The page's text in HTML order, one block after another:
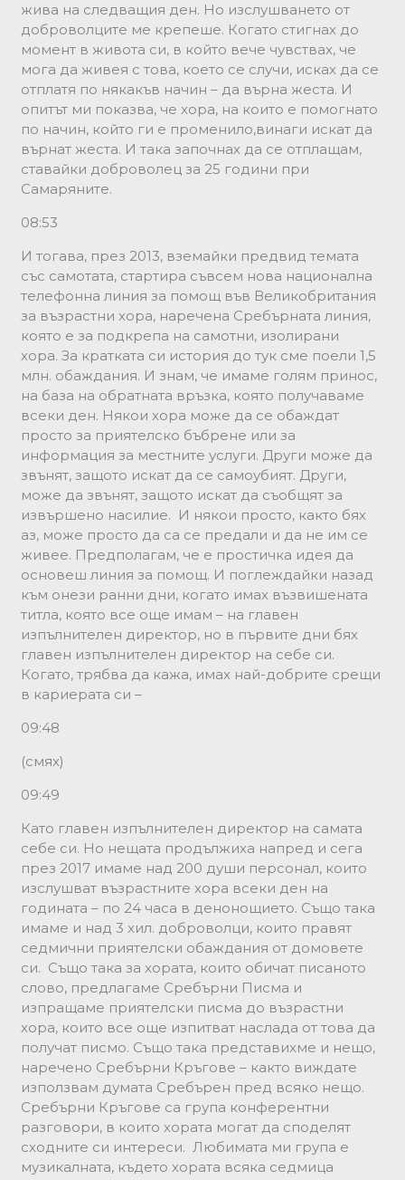
жива на следващия ден. Но изслушването от
доброволците ме крепеше. Когато стигнах до
момент в живота си, в който вече чувствах, че
мога да живея с това, което се случи, исках да се
отплатя по някакъв начин – да върна жеста. И
опитът ми показва, че хора, на които е помогнато
по начин, който ги е променило,винаги искат да
върнат жеста. И така започнах да се отплащам,
ставайки доброволец за 25 години при
Самаряните.
08:53
И тогава, през 2013, вземайки предвид темата
със самотата, стартира съвсем нова национална
телефонна линия за помощ във Великобритания
за възрастни хора, наречена Сребърната линия,
която е за подкрепа на самотни, изолирани
хора. За кратката си история до тук сме поели 1,5
млн. обаждания. И знам, че имаме голям принос,
на база на обратната връзка, която получаваме
всеки ден. Някои хора може да се обаждат
просто за приятелско бъбрене или за
информация за местните услуги. Други може да
звънят, защото искат да се самоубият. Други,
може да звънят, защото искат да съобщят за
извършено насилие. И някои просто, както бях
аз, може просто да са се предали и да не им се
живее. Предполагам, че е простичка идея да
основеш линия за помощ. И поглеждайки назад
към онези ранни дни, когато имах възвишената
титла, която все още имам – на главен
изпълнителен директор, но в първите дни бях
главен изпълнителен директор на себе си.
Когато, трябва да кажа, имах най-добрите срещи
в кариерата си –
09:48
(смях)
09:49
Като главен изпълнителен директор на самата
себе си. Но нещата продължиха напред и сега
през 2017 имаме над 200 души персонал, които
изслушват възрастните хора всеки ден на
годината – по 24 часа в денонощието. Също така
имаме и над 3 хил. доброволци, които правят
седмични приятелски обаждания от домовете
си. Също така за хората, които обичат писаното
слово, предлагаме Сребърни Писма и
изпращаме приятелски писма до възрастни
хора, които все още изпитват наслада от това да
получат писмо. Също така представихме и нещо,
наречено Сребърни Кръгове – както виждате
използвам думата Сребърен пред всяко нещо.
Сребърни Кръгове са група конферентни
разговори, в които хората могат да споделят
сходните си интереси. Любимата ми група е
музикалната, където хората всяка седмица